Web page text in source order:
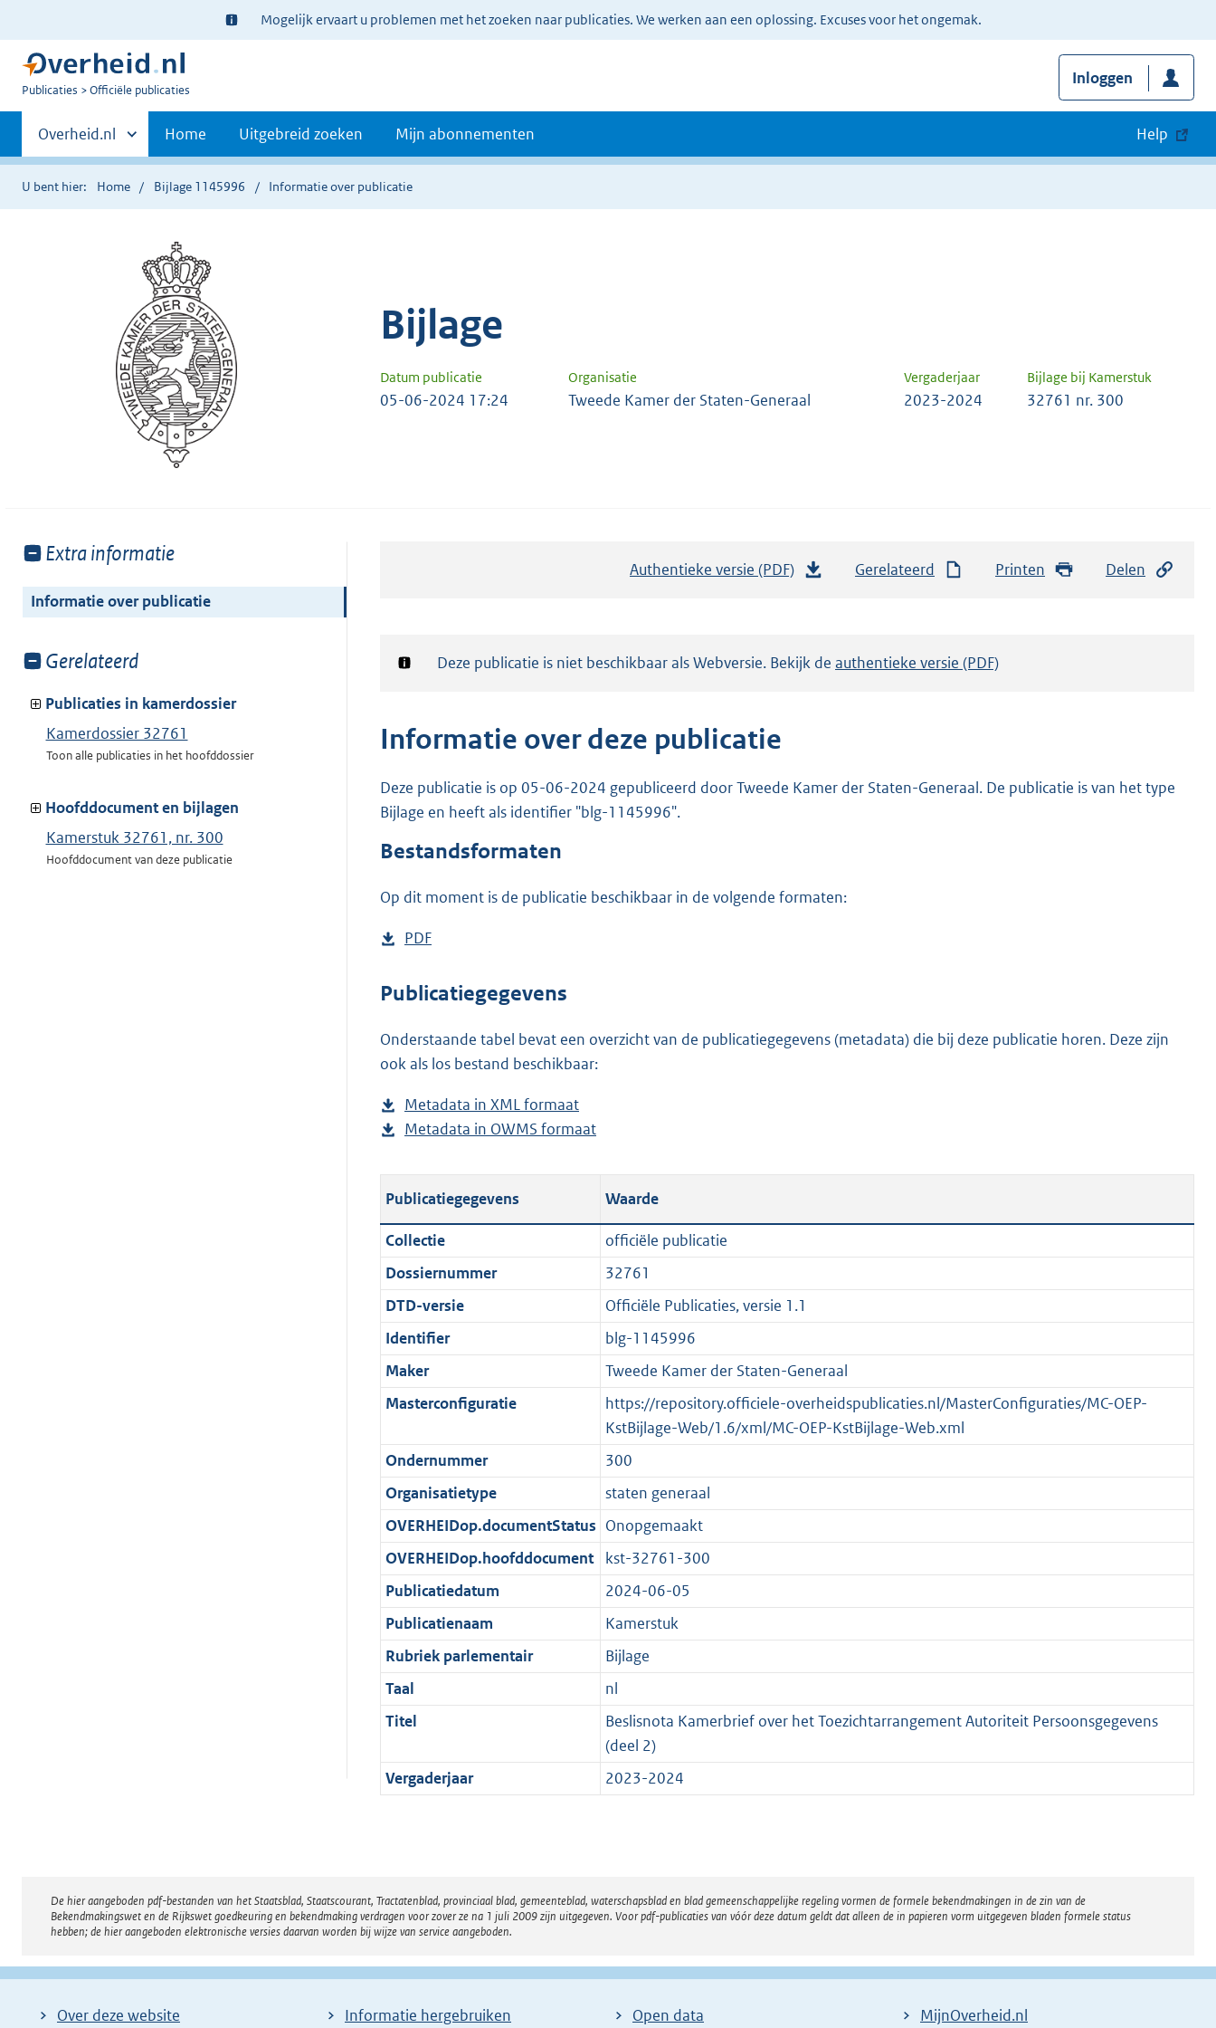
Ter
informatie:
Mogelijk ervaart u problemen met het zoeken naar publicaties. We werken aan een oplossing. Excuses voor het ongemak.
U
Publicaties Officiële publicaties
Inloggen
Primaire
navigatie
Andere
sites
binnen
Overheid.nl Home Uitgebreid zoeken Mijn abonnementen Help
U bent hier: Home Bijlage 1145996 Informatie over publicatie
Bijlage
Datum publicatie Organisatie Vergaderjaar Bijlage bij Kamerstuk
05-06-2024 17:24 Tweede Kamer der Staten-Generaal 2023-2024 32761 nr. 300
Toon
van:
Extra informatie
Informatie over publicatie
Toon
van:
Gerelateerd
Publicaties in kamerdossier
Kamerdossier 32761
Toon alle publicaties in het hoofddossier
Hoofddocument en bijlagen
Kamerstuk 32761, nr. 300
Hoofddocument van deze publicatie
Authentieke versie (PDF)
a
r
M
Gerelateerd Printen Delen
Notificatie:
Deze publicatie is niet beschikbaar als Webversie. Bekijk de authentieke versie (PDF)
Informatie over deze publicatie
Deze publicatie is op 05-06-2024 gepubliceerd door Tweede Kamer der Staten-Generaal. De publicatie is van het type
Bijlage en heeft als identifier "blg-1145996".
Bestandsformaten
Op dit moment is de publicatie beschikbaar in de volgende formaten:
D
w
l
o
d
p
l
i
c
a
t
i
e
i
n
o
r
m
a
a
t
PDF
s
a
n
s
g
o
t
t
e
:
1
,
M
Publicatiegegevens
Onderstaande tabel bevat een overzicht van de publicatiegegevens (metadata) die bij deze publicatie horen. Deze zijn
ook als los bestand beschikbaar:
Metadata in XML formaat
e
t
n
r
e
K
b
Metadata in OWMS formaat
s
a
g
t
K
Publicatiegegevens Waarde
Collectie
officiële publicatie
Dossiernummer
32761
DTD-versie
Officiële Publicaties, versie 1.1
Identifier
blg-1145996
Maker
Tweede Kamer der Staten-Generaal
Masterconfiguratie
https://repository.officiele-overheidspublicaties.nl/MasterConfiguraties/MC-OEP-
KstBijlage-Web/1.6/xml/MC-OEP-KstBijlage-Web.xml
Ondernummer
300
Organisatietype
staten generaal
OVERHEIDop.documentStatus Onopgemaakt
OVERHEIDop.hoofddocument
kst-32761-300
Publicatiedatum
2024-06-05
Publicatienaam
Kamerstuk
Rubriek parlementair
Bijlage
Taal
nl
Titel
Beslisnota Kamerbrief over het Toezichtarrangement Autoriteit Persoonsgegevens
(deel 2)
Vergaderjaar
2023-2024
Disclaimer
De hier aangeboden pdf-bestanden van het Staatsblad, Staatscourant, Tractatenblad, provinciaal blad, gemeenteblad, waterschapsblad en blad gemeenschappelijke regeling vormen de formele bekendmakingen in de zin van de
Bekendmakingswet en de Rijkswet goedkeuring en bekendmaking verdragen voor zover ze na 1 juli 2009 zijn uitgegeven. Voor pdf-publicaties van vóór deze datum geldt dat alleen de in papieren vorm uitgegeven bladen formele status
hebben; de hier aangeboden elektronische versies daarvan worden bij wijze van service aangeboden.
Over deze website Informatie hergebruiken Open data MijnOverheid.nl